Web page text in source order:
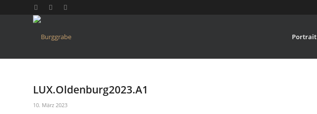
Portrait
LUX.Oldenburg2023.A1
10. März 2023